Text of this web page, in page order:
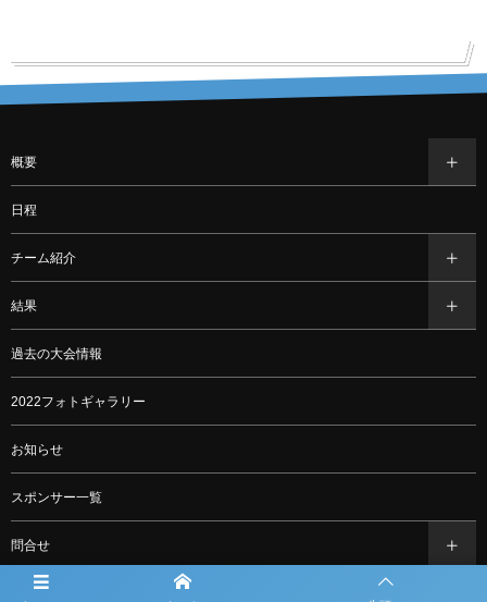
概要
日程
チーム紹介
結果
過去の大会情報
2022フォトギャラリー
お知らせ
スポンサー一覧
問合せ
ルーキーリーグ一覧